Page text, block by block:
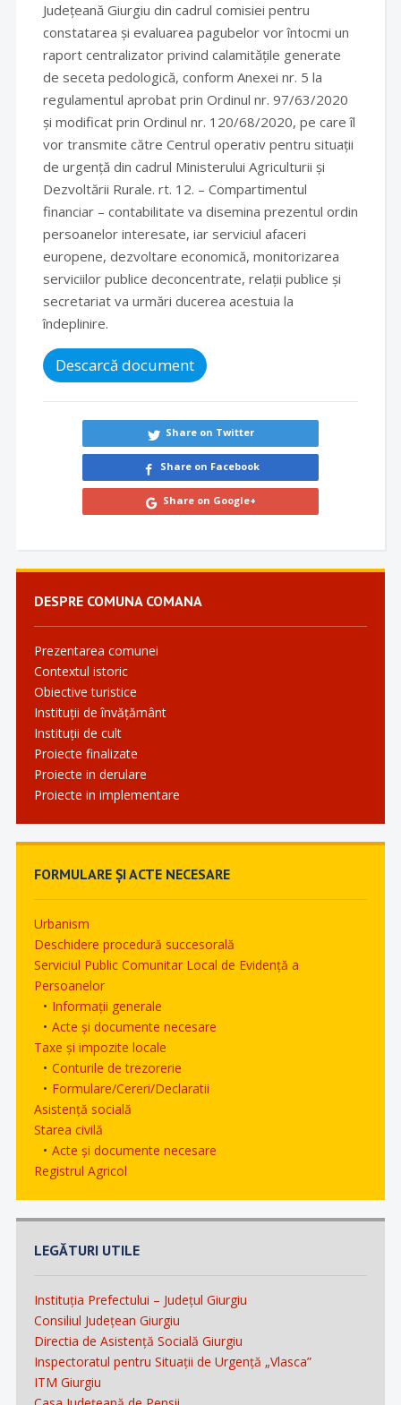
DESPRE COMUNA COMANA
Prezentarea comunei
Contextul istoric
Obiective turistice
Instituții de învățământ
Instituții de cult
Proiecte finalizate
Proiecte in derulare
Proiecte in implementare
FORMULARE ȘI ACTE NECESARE
Urbanism
Deschidere procedură succesorală
Serviciul Public Comunitar Local de Evidență a
Persoanelor
Informații generale
Acte și documente necesare
Taxe și impozite locale
Conturile de trezorerie
Formulare/Cereri/Declaratii
Asistență socială
Starea civilă
Acte și documente necesare
Registrul Agricol
LEGĂTURI UTILE
Instituția Prefectului – Județul Giurgiu
Consiliul Județean Giurgiu
Directia de Asistență Socială Giurgiu
Inspectoratul pentru Situații de Urgență „Vlasca”
ITM Giurgiu
Județeană Giurgiu din cadrul comisiei pentru
constatarea și evaluarea pagubelor vor întocmi un
raport centralizator privind calamitățile generate
de seceta pedologică, conform Anexei nr. 5 la
regulamentul aprobat prin Ordinul nr. 97/63/2020
și modificat prin Ordinul nr. 120/68/2020, pe care îl
vor transmite către Centrul operativ pentru situații
de urgență din cadrul Ministerului Agriculturii și
Dezvoltării Rurale. rt. 12. – Compartimentul
financiar – contabilitate va disemina prezentul ordin
persoanelor interesate, iar serviciul afaceri
europene, dezvoltare economică, monitorizarea
serviciilor publice deconcentrate, relații publice și
secretariat va urmări ducerea acestuia la
îndeplinire.
Descarcă document
Share on Twitter
Share on Facebook
Share on Google+